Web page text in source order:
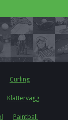
Curling
Klättervägg
Paintball